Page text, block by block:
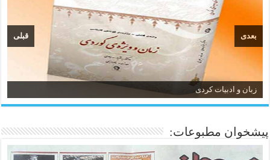
زبان و ادبیات کردی
قبلی بعدی
پیشخوان مطبوعات: